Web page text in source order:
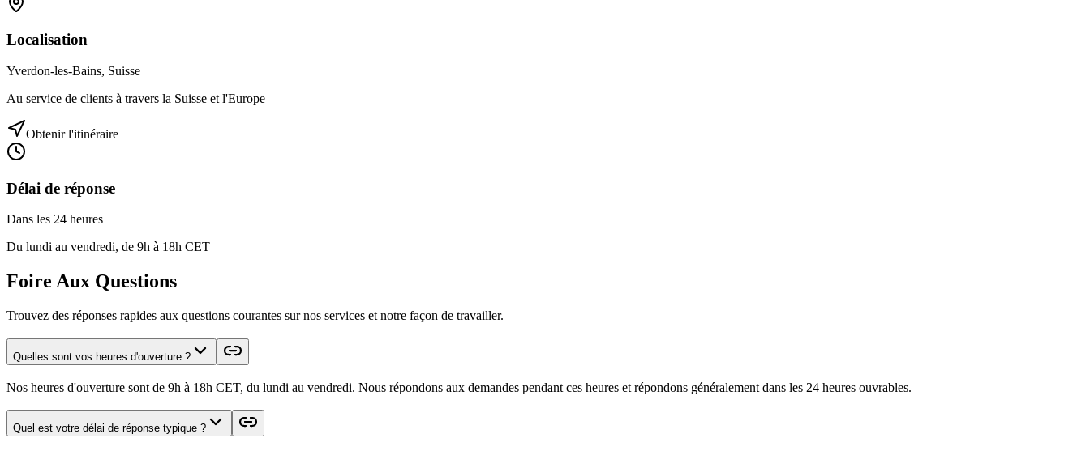
Localisation
Yverdon-les-Bains, Suisse
Au service de clients à travers la Suisse et l'Europe
Obtenir l'itinéraire
Délai de réponse
Dans les 24 heures
Du lundi au vendredi, de 9h à 18h CET
Foire Aux Questions
Trouvez des réponses rapides aux questions courantes sur nos services et notre façon de travailler.
Quelles sont vos heures d'ouverture ?
Nos heures d'ouverture sont de 9h à 18h CET, du lundi au vendredi. Nous répondons aux demandes pendant ces heures et répondons généralement dans les 24 heures ouvrables.
Quel est votre délai de réponse typique ?